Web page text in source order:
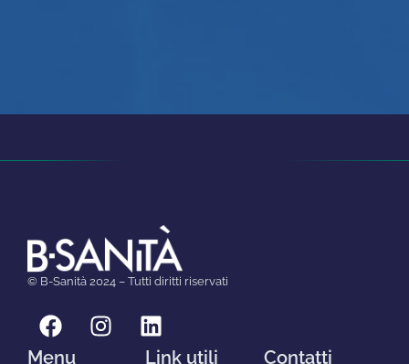
© B-Sanità 2024 – Tutti diritti riservati
Menu Link utili Contatti